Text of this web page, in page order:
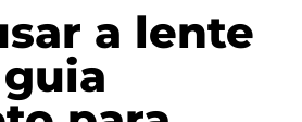
a lente